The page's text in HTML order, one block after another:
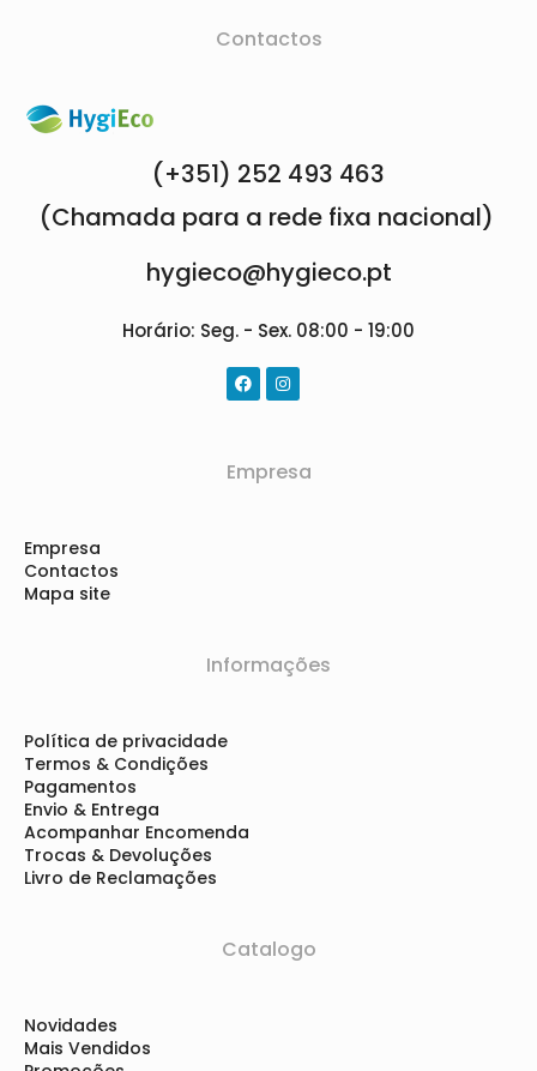
Contactos
(+351) 252 493 463
(Chamada para a rede fixa nacional)
hygieco@hygieco.pt
Horário: Seg. - Sex. 08:00 - 19:00
Empresa
Empresa
Contactos
Mapa site
Informações
Política de privacidade
Termos & Condições
Pagamentos
Envio & Entrega
Acompanhar Encomenda
Trocas & Devoluções
Livro de Reclamações
Catalogo
Novidades
Mais Vendidos